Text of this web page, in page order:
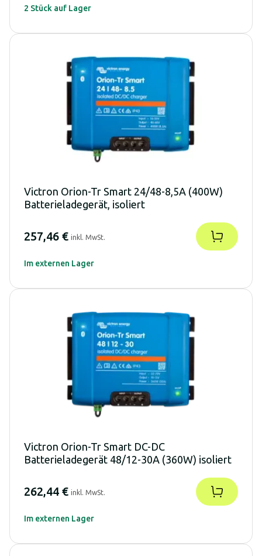
2 Stück auf Lager
Victron Orion-Tr Smart 24/48-8,5A (400W)
Batterieladegerät, isoliert
257,46 € inkl. MwSt.
Im externen Lager
Victron Orion-Tr Smart DC-DC
Batterieladegerät 48/12-30A (360W) isoliert
262,44 € inkl. MwSt.
Im externen Lager